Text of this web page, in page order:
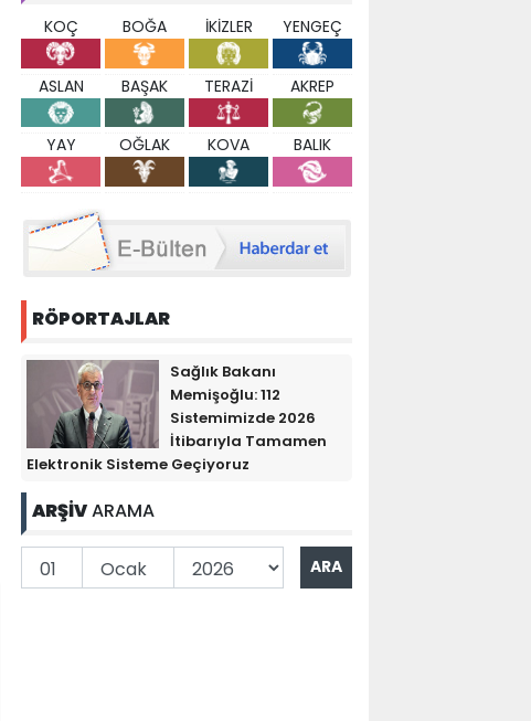
KOÇ BOĞA İKİZLER YENGEÇ
ASLAN BAŞAK TERAZİ AKREP
YAY OĞLAK KOVA BALIK
RÖPORTAJLAR
Sağlık Bakanı
Memişoğlu: 112
Sistemimizde 2026
İtibarıyla Tamamen
Elektronik Sisteme Geçiyoruz
ARŞİVARAMA